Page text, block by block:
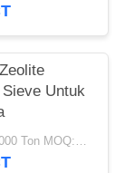
Untuk
USD3000-10000 Ton MOQ:1 KG